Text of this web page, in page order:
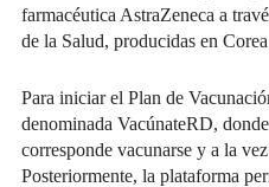
farmacéutica AstraZeneca a
de la Salud, producidas en
Para iniciar el Plan de
denominada VacúnateRD,
corresponde vacunarse y a la
Posteriormente, la plataforma